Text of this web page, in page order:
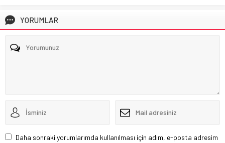
YORUMLAR
Daha sonraki yorumlarımda kullanılması için adım, e-posta adresim